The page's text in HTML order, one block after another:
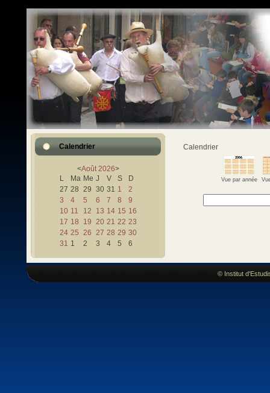
Calendrier
<Août 2026>
L
Ma Me J V S
D
27 28 29 30 31 1
2
3
4 5 6 7 8
9
10 11 12 13 14 15 16
17 18 19 20 21 22 23
24 25 26 27 28 29 30
31 1 2 3 4 5 6
Calendrier
Vue par année
© Institut